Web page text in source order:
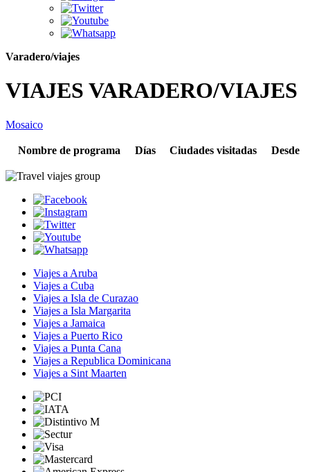
Varadero/viajes
VIAJES VARADERO/VIAJES
Mosaico
Nombre de programa Días Ciudades visitadas Desde
Viajes a Aruba
Viajes a Cuba
Viajes a Isla de Curazao
Viajes a Isla Margarita
Viajes a Jamaica
Viajes a Puerto Rico
Viajes a Punta Cana
Viajes a Republica Dominicana
Viajes a Sint Maarten